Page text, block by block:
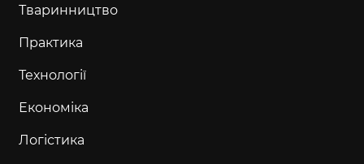
Тваринництво
Практика
Технології
Економіка
Логістика